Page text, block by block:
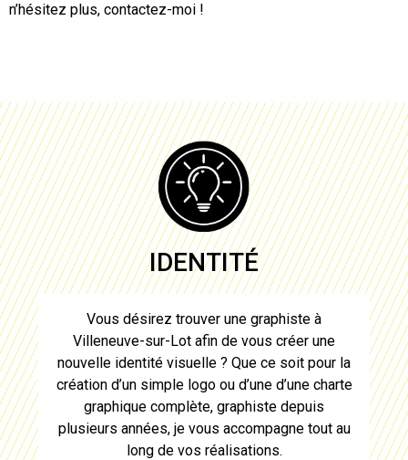
n’hésitez plus, contactez-moi !
IDENTITÉ
Vous désirez trouver une graphiste à
Villeneuve-sur-Lot afin de vous créer une
nouvelle identité visuelle ? Que ce soit pour la
création d’un simple logo ou d’une d’une charte
graphique complète, graphiste depuis
plusieurs années, je vous accompagne tout au
long de vos réalisations.